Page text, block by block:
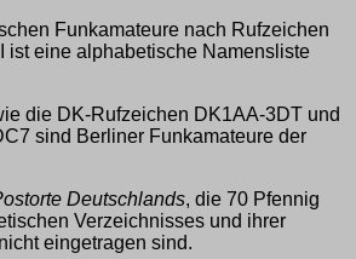
Funkamateure nach Rufzeichen
ist eine alphabetische Namensliste
die DK-Rufzeichen DK1AA-3DT und
sind Berliner Funkamateure der
Deutschlands, die 70 Pfennig
Verzeichnisses und ihrer
eingetragen sind.